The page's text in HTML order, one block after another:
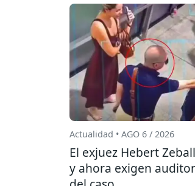
Actualidad • AGO 6 / 2026
El exjuez Hebert
y ahora exigen